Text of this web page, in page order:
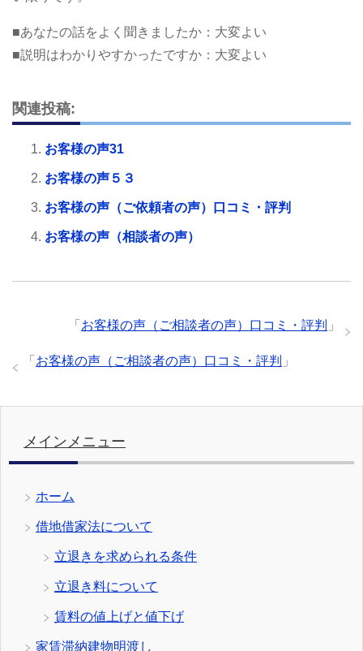
■あなたの話をよく聞きましたか：大変よい
■説明はわかりやすかったですか：大変よい
関連投稿:
お客様の声31
お客様の声５３
お客様の声（ご依頼者の声）口コミ・評判
お客様の声（相談者の声）
「 お客様の声（ご相談者の声）口コミ・評判 」
「 お客様の声（ご相談者の声）口コミ・評判 」
メインメニュー
ホーム
借地借家法について
立退きを求められる条件
立退き料について
賃料の値上げと値下げ
家賃滞納建物明渡し